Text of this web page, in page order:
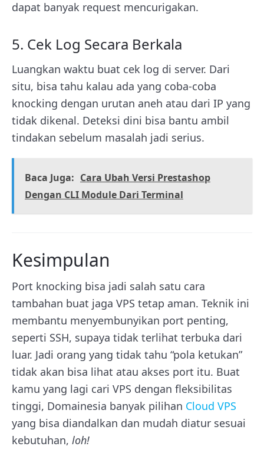
dapat banyak request mencurigakan.
5. Cek Log Secara Berkala
Luangkan waktu buat cek log di server. Dari
situ, bisa tahu kalau ada yang coba-coba
knocking dengan urutan aneh atau dari IP yang
tidak dikenal. Deteksi dini bisa bantu ambil
tindakan sebelum masalah jadi serius.
Baca Juga: Cara Ubah Versi Prestashop
Dengan CLI Module Dari Terminal
Kesimpulan
Port knocking bisa jadi salah satu cara
tambahan buat jaga VPS tetap aman. Teknik ini
membantu menyembunyikan port penting,
seperti SSH, supaya tidak terlihat terbuka dari
luar. Jadi orang yang tidak tahu “pola ketukan”
tidak akan bisa lihat atau akses port itu. Buat
kamu yang lagi cari VPS dengan fleksibilitas
tinggi, Domainesia banyak pilihan Cloud VPS
yang bisa diandalkan dan mudah diatur sesuai
kebutuhan, loh!